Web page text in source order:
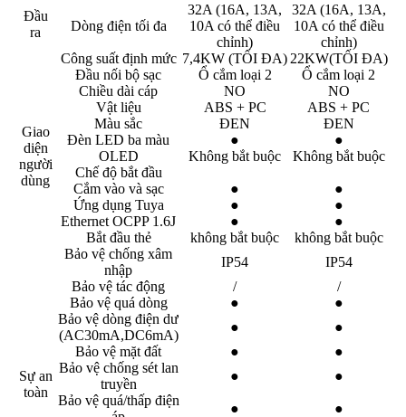
Đầu
ra
Dòng điện tối đa
32A (16A, 13A,
10A có thể điều
chỉnh)
32A (16A, 13A,
10A có thể điều
chỉnh)
Công suất định mức 7,4KW (TỐI ĐA) 22KW(TỐI ĐA)
Giao
diện
người
dùng
Đầu nối bộ sạc Ổ cắm loại 2
Ổ cắm loại 2
Chiều dài cáp
NO
NO
Vật liệu
ABS + PC
ABS + PC
Màu sắc
ĐEN
ĐEN
Đèn LED ba màu
●
●
OLED
Không bắt buộc
Không bắt buộc
Chế độ bắt đầu
Cắm vào và sạc
●
●
Ứng dụng Tuya
●
●
Ethernet OCPP 1.6J
●
●
Bắt đầu thẻ
không bắt buộc không bắt buộc
Sự an
toàn
Bảo vệ chống xâm
nhập
IP54
IP54
Bảo vệ tác động
/
/
Bảo vệ quá dòng
●
●
Bảo vệ dòng điện dư
(AC30mA,DC6mA)
●
●
Bảo vệ mặt đất
●
●
Bảo vệ chống sét lan
truyền
●
●
Bảo vệ quá/thấp điện
● ●